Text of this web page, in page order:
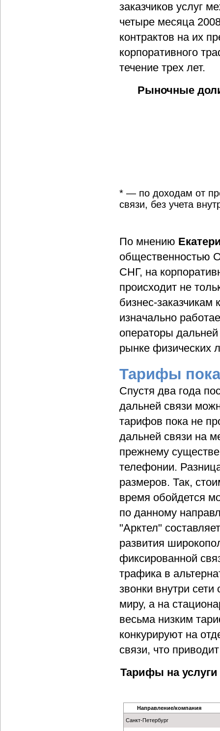
заказчиков услуг
четыре месяца
контрактов на их
корпоративного
течение трех лет.
Рыночные
* — по доходам от
связи, без учета
По мнению
общественностью
СНГ, на
происходит не
бизнес-заказчикам
изначально
операторы
рынке физических
Тарифы
Спустя два года
дальней связи
тарифов пока не
дальней связи на
прежнему
телефонии.
размеров. Так,
время обойдется
по данному
"Арктел"
развития
фиксированной
трафика в
звонки внутри
миру, а на
весьма низким
конкурируют на
связи, что
Тарифы на
Направление/компания
Санкт-Петербург